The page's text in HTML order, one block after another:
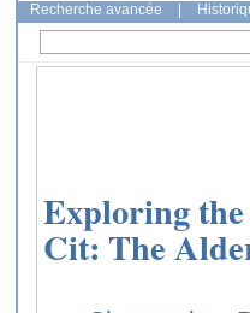
Recherche avancée
Exploring
Cit: The